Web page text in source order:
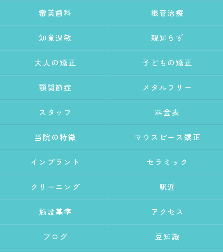
審美歯科 根管治療
知覚過敏 親知らず
大人の矯正 子どもの矯正
顎関節症 メタルフリー
スタッフ 料金表
当院の特徴 マウスピース矯正
インプラント セラミック
クリーニング 駅近
施設基準 アクセス
ブログ 豆知識